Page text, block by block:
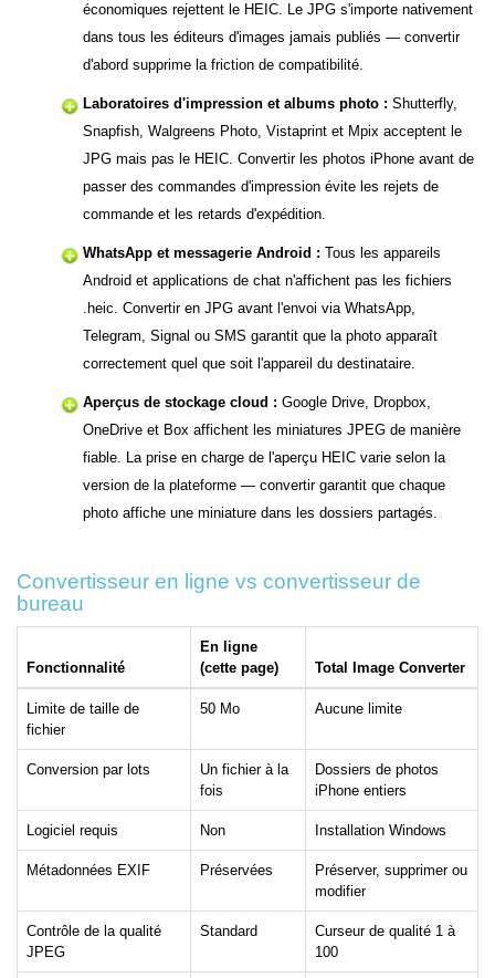
économiques rejettent le HEIC. Le JPG s'importe nativement
dans tous les éditeurs d'images jamais publiés — convertir
d'abord supprime la friction de compatibilité.
Laboratoires d'impression et albums photo : Shutterfly,
Snapfish, Walgreens Photo, Vistaprint et Mpix acceptent le
JPG mais pas le HEIC. Convertir les photos iPhone avant de
passer des commandes d'impression évite les rejets de
commande et les retards d'expédition.
WhatsApp et messagerie Android : Tous les appareils
Android et applications de chat n'affichent pas les fichiers
.heic. Convertir en JPG avant l'envoi via WhatsApp,
Telegram, Signal ou SMS garantit que la photo apparaît
correctement quel que soit l'appareil du destinataire.
Aperçus de stockage cloud : Google Drive, Dropbox,
OneDrive et Box affichent les miniatures JPEG de manière
fiable. La prise en charge de l'aperçu HEIC varie selon la
version de la plateforme — convertir garantit que chaque
photo affiche une miniature dans les dossiers partagés.
Convertisseur en ligne vs convertisseur de
bureau
Fonctionnalité
En ligne
(cette page)
Total Image Converter
Limite de taille de
fichier
50 Mo Aucune limite
Conversion par lots
Un fichier à la
fois
Dossiers de photos
iPhone entiers
Logiciel requis Non Installation Windows
Métadonnées EXIF Préservées
Préserver, supprimer ou
modifier
Contrôle de la qualité
JPEG
Standard
Curseur de qualité 1 à
100